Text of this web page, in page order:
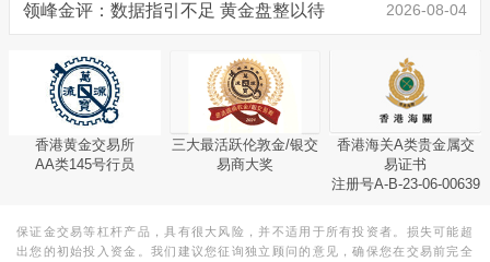
领峰金评：数据指引不足 黄金盘整以待 2026-08-04
香港黄金交易所
AA类145号行员
三大最活跃伦敦金/银交
易商大奖
香港海关A类贵金属交
易证书
注册号A-B-23-06-00639
保证金交易等杠杆产品，具有很大风险，并不适用于所有投资者。损失可能超
出您的初始投入资金。我们建议您征询独立顾问的意见，确保您在交易前完全